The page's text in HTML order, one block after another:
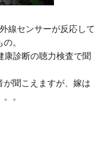
線センサーが反応して
。
診断の聴力検査で聞
が聞こえますが、嫁は
。